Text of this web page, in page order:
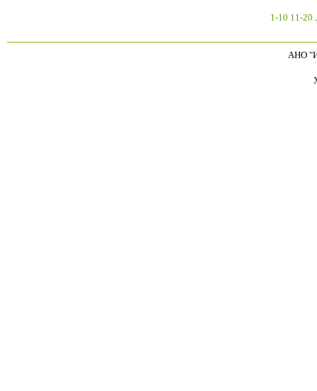
1-10 11-20
АНО